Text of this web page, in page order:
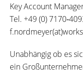
Key Account
Tel. +49 (0)
Unabhängig ob es
ein